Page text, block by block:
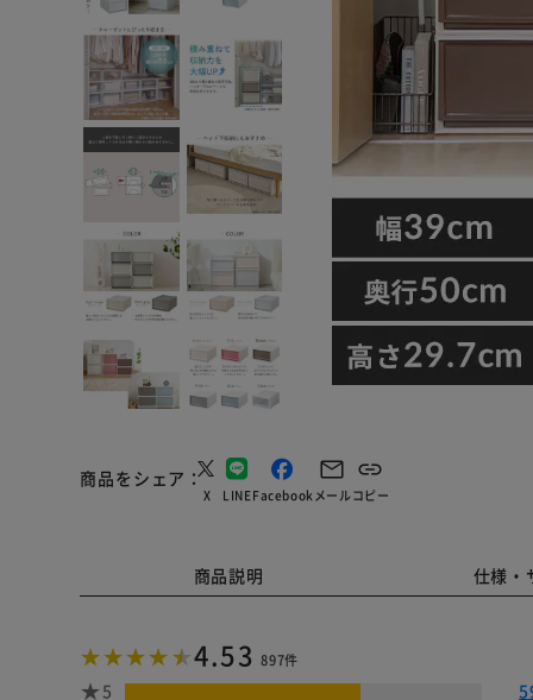
商品をシェア
X LINEFacebookメールコピー
商品説明 仕様・
4.53 897件
5